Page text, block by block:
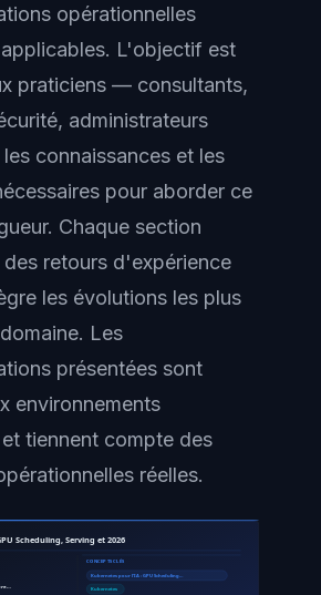
opérationnelles
L'objectif est
praticiens — consultants,
administrateurs
connaissances et les
pour aborder ce
Chaque section
retours d'expérience
les évolutions les plus
Les
présentées sont
environnements
tiennent compte des
réelles.
Scheduling, Serving et 2026
CONCEPTS CLÉS
Kubernetes pour l’IA : GPU Scheduling…
Kubernetes